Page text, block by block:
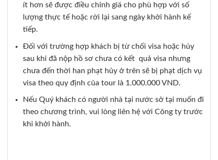
ít hơn sẽ được điều chỉnh giá cho phù hợp với số
lượng thực tế hoặc rời lại sang ngày khởi hành kế
tiếp.
Đối với trường hợp khách bị từ chối visa hoặc hủy
sau khi đã nộp hồ sơ chưa có kết quả visa nhưng
chưa đến thời han phạt hủy ở trên sẽ bị phạt dịch vụ
visa theo quy định của tour là 1.000.000 VND.
Nếu Quý khách có người nhà tại nước sở tại muốn đi
theo chương trình, vui lòng liên hệ với Công ty trước
khi khởi hành.